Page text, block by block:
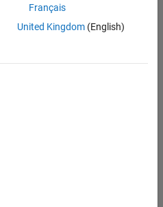
Français
United Kingdom(English)